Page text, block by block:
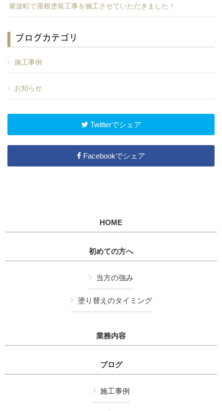
紫波町で屋根塗装工事を施工させていただきました！
ブログカテゴリ
施工事例
お知らせ
Twitterでシェア
Facebookでシェア
HOME
初めての方へ
当方の強み
塗り替えのタイミング
業務内容
ブログ
施工事例